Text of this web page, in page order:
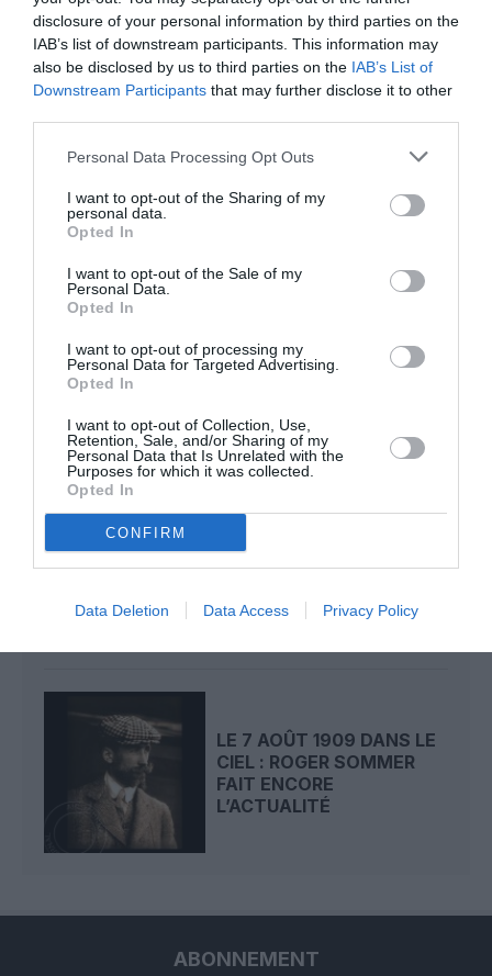
disclosure of your personal information by third parties on the
IAB’s list of downstream participants. This information may
also be disclosed by us to third parties on the IAB’s List of
Downstream Participants that may further disclose it to other
Personal Data Processing Opt Outs
I want to opt-out of the Sharing of my
personal data.
Opted In
I want to opt-out of the Sale of my
Personal Data.
Opted In
I want to opt-out of processing my
Personal Data for Targeted Advertising.
Opted In
I want to opt-out of Collection, Use,
Retention, Sale, and/or Sharing of my
Personal Data that Is Unrelated with the
Purposes for which it was collected.
Opted In
CONFIRM
Data Deletion Data Access Privacy Policy
a commenté l'article :
Le ciel n’a jamais été aussi chargé : record de 153 359
vols commerciaux le 23 juillet 2026
histoire de l'aviation
CIEL : DÉPART DE
CIEL : UNE
PUBLIQUE...
LE 7 AOÛT 1909 DANS LE
CIEL : ROGER SOMMER
FAIT ENCORE
L’ACTUALITÉ
ABONNEMENT